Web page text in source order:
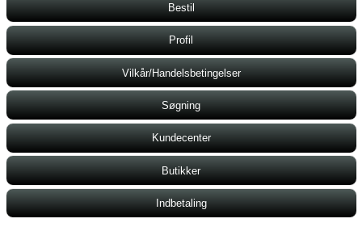
Bestil
Profil
Vilkår/Handelsbetingelser
Søgning
Kundecenter
Butikker
Indbetaling